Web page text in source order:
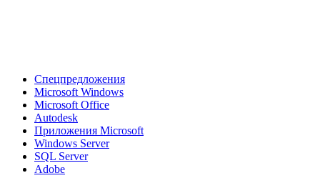
Спецпредложения
Microsoft Windows
Microsoft Office
Autodesk
Приложения Microsoft
Windows Server
SQL Server
Adobe